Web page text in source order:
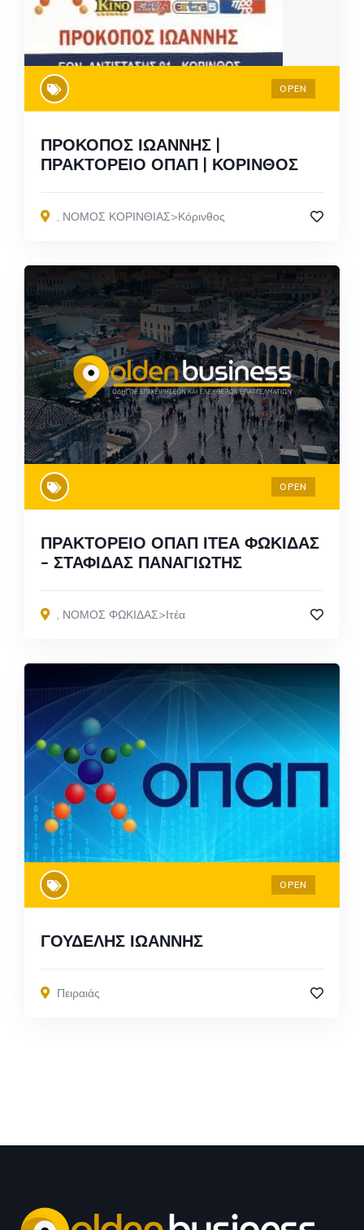
OPEN
ΠΡΟΚΟΠΟΣ ΙΩΑΝΝΗΣ |
ΠΡΑΚΤΟΡΕΙΟ ΟΠΑΠ | ΚΟΡΙΝΘΟΣ
, ΝΟΜΟΣ ΚΟΡΙΝΘΙΑΣ>Κόρινθος
OPEN
ΠΡΑΚΤΟΡΕΙΟ ΟΠΑΠ ΙΤΕΑ ΦΩΚΙΔΑΣ
– ΣΤΑΦΙΔΑΣ ΠΑΝΑΓΙΩΤΗΣ
, ΝΟΜΟΣ ΦΩΚΙΔΑΣ>Ιτέα
OPEN
ΓΟΥΔΕΛΗΣ ΙΩΑΝΝΗΣ
Πειραιάς